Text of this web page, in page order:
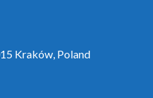
Kraków, Poland